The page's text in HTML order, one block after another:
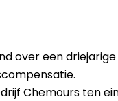
over een
Chemours ten